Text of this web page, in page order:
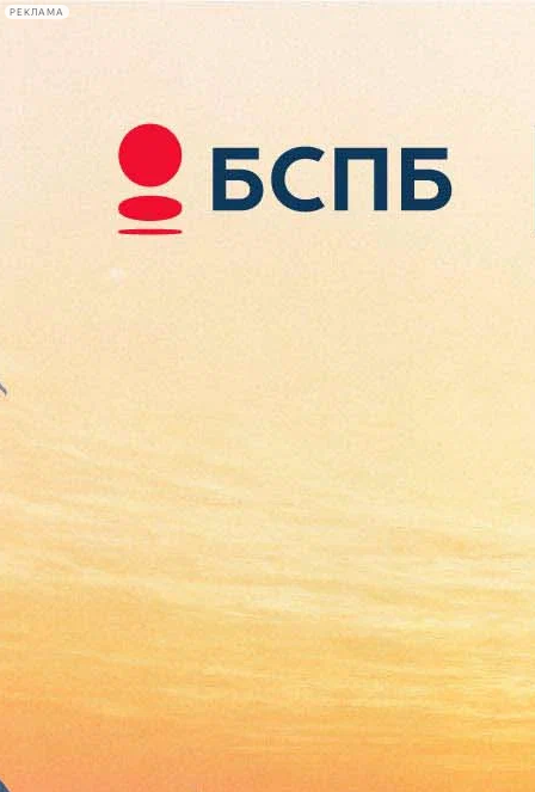
РЕКЛАМА
Сегодня:
2026.08.07
09:11
Афиша Plus